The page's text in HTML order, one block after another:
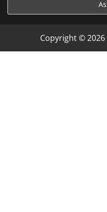
Copyright © 2026